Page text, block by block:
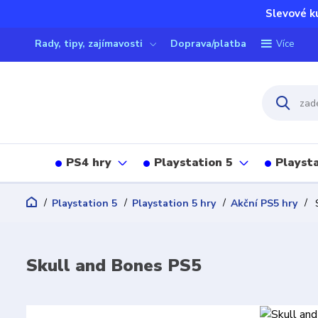
Slevové
Rady, tipy, zajímavosti Doprava/platba Více
PS4 hry Playstation 5
Playstation 5 Playstation 5 hry Akční PS5 hry
Skull and Bones PS5